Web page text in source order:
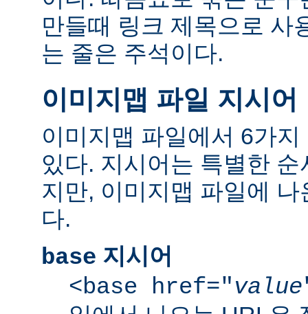
만들때 링크 제목으로 사
는 줄은 주석이다.
이미지맵 파일 지시어
이미지맵 파일에서 6가
있다. 지시어는 특별한
지만, 이미지맵 파일에
다.
base 지시어
<base href="value